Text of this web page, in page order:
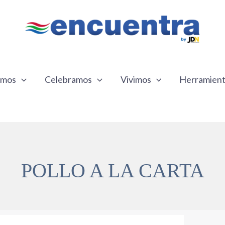
Celebramos Vivimos
POLLO A LA CARTA